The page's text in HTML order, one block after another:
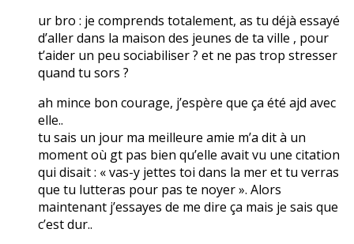
ur bro : je comprends totalement, as tu déjà essayé
d’aller dans la maison des jeunes de ta ville , pour
t’aider un peu sociabiliser ? et ne pas trop stresser
quand tu sors ?
ah mince bon courage, j’espère que ça été ajd avec
elle..
tu sais un jour ma meilleure amie m’a dit à un
moment où gt pas bien qu’elle avait vu une citation
qui disait : « vas-y jettes toi dans la mer et tu verras
que tu lutteras pour pas te noyer ». Alors
maintenant j’essayes de me dire ça mais je sais que
c’est dur..